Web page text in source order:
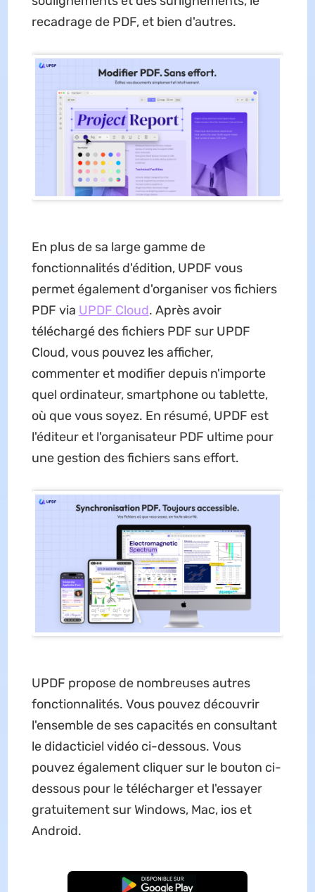
recadrage de PDF, et bien d'autres.
En plus de sa large gamme de
fonctionnalités d'édition, UPDF vous
permet également d'organiser vos fichiers
PDF via UPDF Cloud. Après avoir
téléchargé des fichiers PDF sur UPDF
Cloud, vous pouvez les afficher,
commenter et modifier depuis n'importe
quel ordinateur, smartphone ou tablette,
où que vous soyez. En résumé, UPDF est
l'éditeur et l'organisateur PDF ultime pour
une gestion des fichiers sans effort.
UPDF propose de nombreuses autres
fonctionnalités. Vous pouvez découvrir
l'ensemble de ses capacités en consultant
le didacticiel vidéo ci-dessous. Vous
pouvez également cliquer sur le bouton ci-
dessous pour le télécharger et l'essayer
gratuitement sur Windows, Mac, ios et
Android.
TÉLÉCHARGER